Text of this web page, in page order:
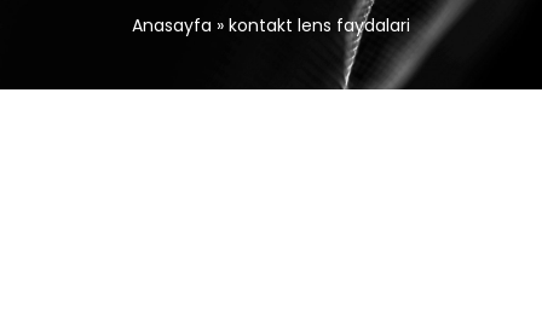
Anasayfa » kontakt lens faydalari